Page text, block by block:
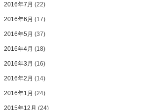
2016年7月 (22)
2016年6月 (17)
2016年5月 (37)
2016年4月 (18)
2016年3月 (16)
2016年2月 (14)
2016年1月 (24)
2015年12月 (24)